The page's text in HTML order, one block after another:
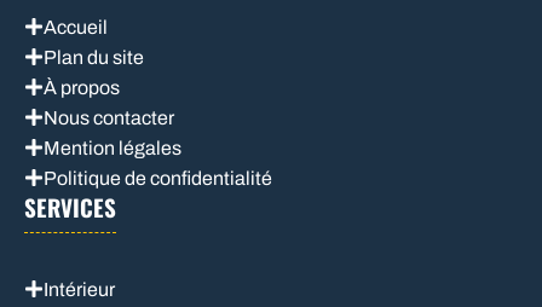
Accueil
Plan du site
À propos
Nous contacter
Mention légales
Politique de confidentialité
SERVICES
Intérieur